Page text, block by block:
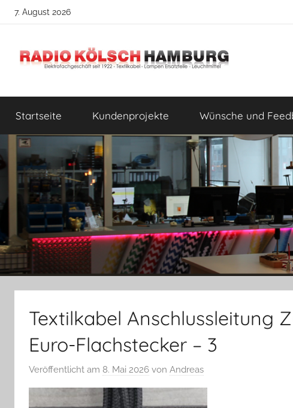
Zum7. August 2026
Radio
Kölsch
Hamburg
Lampenbau
Tipps
Startseite Kundenprojekte Wünsche und
Textilkabel Anschlussleitung
Euro-Flachstecker – 3
Veröffentlicht am 8. Mai 2026 von Andreas